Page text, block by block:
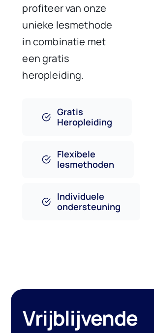
profiteer van onze
unieke lesmethode
in combinatie met
een gratis
heropleiding.
Gratis
Heropleiding
Flexibele
lesmethoden
Individuele
ondersteuning
Vrijblijvende